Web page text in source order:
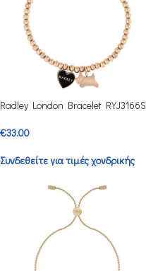
Radley London Bracelet RYJ3166S
€33.00
Συνδεθείτε για τιμές χονδρικής